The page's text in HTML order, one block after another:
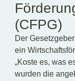
(CFPG)
Der
ein
„Koste es, was
wurden die